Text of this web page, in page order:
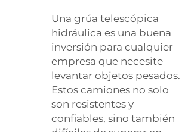
Una grúa telescópica
hidráulica es una buena
inversión para cualquier
empresa que necesite
levantar objetos pesados.
Estos camiones no solo
son resistentes y
confiables, sino también